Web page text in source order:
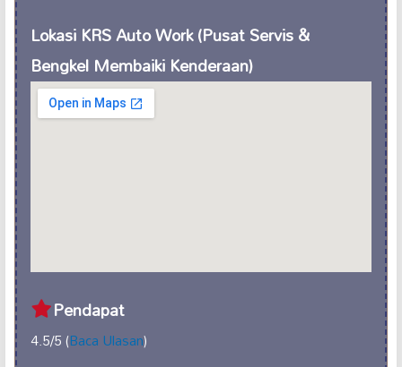
Lokasi KRS Auto Work (Pusat Servis &
Bengkel Membaiki Kenderaan)
Pendapat
4.5/5 (Baca Ulasan)